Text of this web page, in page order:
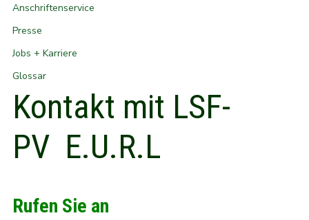
Anschriftenservice
Presse
Jobs + Karriere
Glossar
Kontakt mit LSF-
PV E.U.R.L
Rufen Sie an